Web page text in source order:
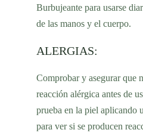
Burbujeante para usarse
de las manos y el cuerpo.
ALERGIAS:
Comprobar y asegurar que
reacción alérgica antes de
prueba en la piel aplicando
para ver si se producen